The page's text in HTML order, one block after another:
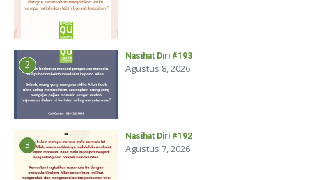
2
Nasihat Diri #193
Agustus 8, 2026
3
Nasihat Diri #192
Agustus 7, 2026